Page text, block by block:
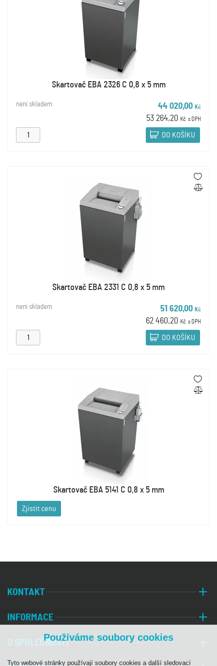
Skartovač EBA 2326 C 0,8 x 5 mm
není skladem 44 020,00 Kč
53 264,20 Kč s DPH
DO KOŠÍKU
Skartovač EBA 2331 C 0,8 x 5 mm
není skladem 51 620,00 Kč
62 460,20 Kč s DPH
DO KOŠÍKU
Skartovač EBA 5141 C 0,8 x 5 mm
Zjistit cenu
KONTAKT
INFORMACE
O SPOLEČNOSTIPoužíváme soubory cookies
Tyto webové stránky používají soubory cookies a další sledovací